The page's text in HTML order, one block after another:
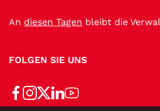
An diesen Tagen bleibt die
FOLGEN SIE UNS